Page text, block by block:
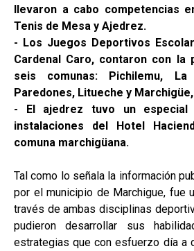
llevaron a cabo competencias
Tenis de Mesa y Ajedrez.
- Los Juegos Deportivos
Cardenal Caro, contaron con la
seis comunas: Pichilemu, La
Paredones, Litueche y Marchigüe,
- El ajedrez tuvo un especial
instalaciones del Hotel
comuna marchigüana.
Tal como lo señala la información
por el municipio de Marchigue, fue
través de ambas disciplinas
pudieron desarrollar sus
estrategias que con esfuerzo día a